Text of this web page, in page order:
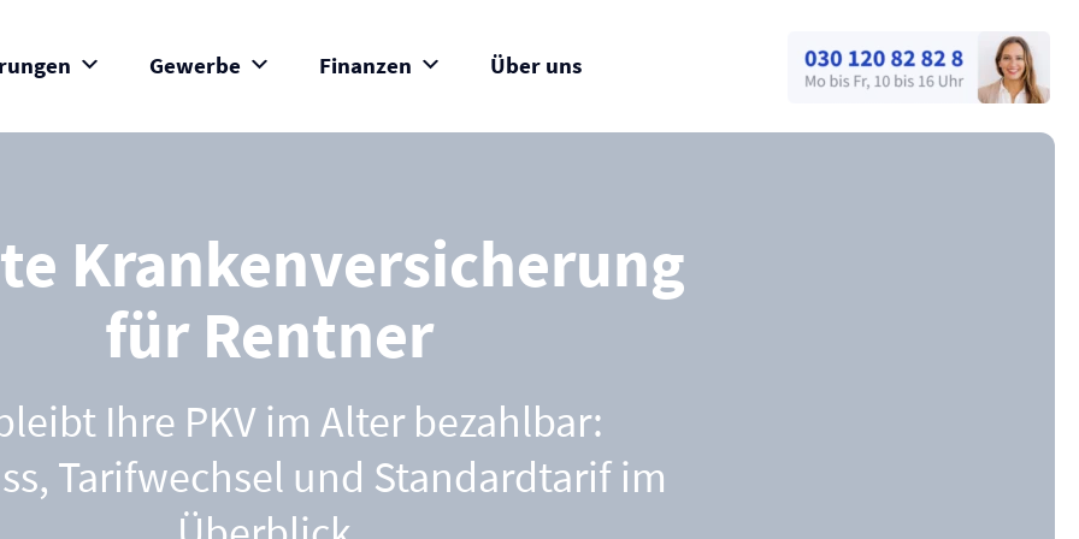
Gewerbe Finanzen Über uns
Kranken­versicherung
für Rentner
Ihre PKV im Alter bezahlbar:
Tarifwechsel und Standardtarif im